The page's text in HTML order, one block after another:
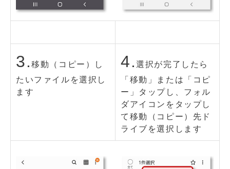
3.移動（コピー）し
たいファイルを選択し
ます
4.選択が完了したら
「移動」または「コピ
ー」タップし、フォル
ダアイコンをタップし
て移動（コピー）先ド
ライブを選択します